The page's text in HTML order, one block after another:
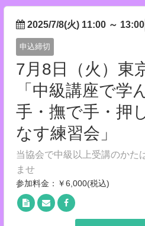
2025/7/8(火) 11:00 ～ 13:00
申込締切
7月8日（火）東
「中級講座で学
手・撫で手・押
なす練習会」
当協会で中級以上受講のかた
ませ
参加料金：￥6,000(税込)